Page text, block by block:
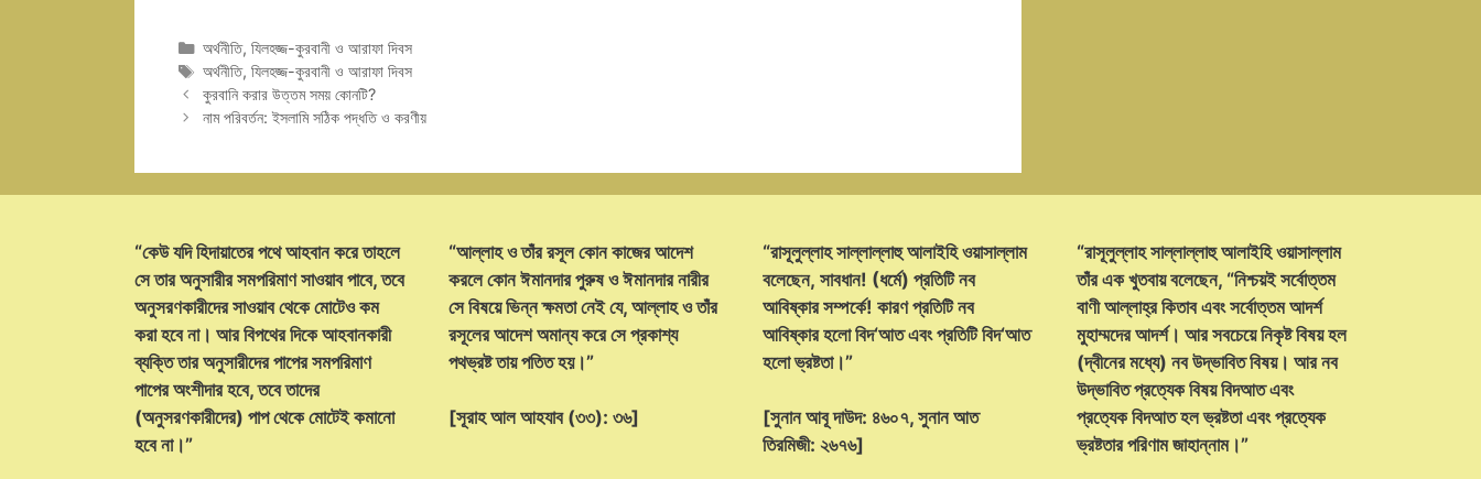
Categories
অর্থনীতি, যিলহজ্জ-কুরবানী ও আরাফা দিবস
Tags
অর্থনীতি, যিলহজ্জ-কুরবানী ও আরাফা দিবস
কুরবানি করার উত্তম সময় কোনটি?
নাম পরিবর্তন: ইসলামি সঠিক পদ্ধতি ও করণীয়
“কেউ যদি হিদায়াতের পথে আহবান করে তাহলে
সে তার অনুসারীর সমপরিমাণ সাওয়াব পাবে, তবে
অনুসরণকারীদের সাওয়াব থেকে মোটেও কম
করা হবে না। আর বিপথের দিকে আহবানকারী
ব্যক্তি তার অনুসারীদের পাপের সমপরিমাণ
পাপের অংশীদার হবে, তবে তাদের
(অনুসরণকারীদের) পাপ থেকে মোটেই কমানো
হবে না।”
“আল্লাহ ও তাঁর রসূল কোন কাজের আদেশ
করলে কোন ঈমানদার পুরুষ ও ঈমানদার নারীর
সে বিষয়ে ভিন্ন ক্ষমতা নেই যে, আল্লাহ ও তাঁর
রসূলের আদেশ অমান্য করে সে প্রকাশ্য
পথভ্রষ্ট তায় পতিত হয়।”
[সূরাহ আল আহযাব (৩৩): ৩৬]
“রাসূলুল্লাহ সাল্লাল্লাহু আলাইহি ওয়াসাল্লাম
বলেছেন, সাবধান! (ধর্মে) প্রতিটি নব
আবিষ্কার সম্পর্কে! কারণ প্রতিটি নব
আবিষ্কার হলো বিদ‘আত এবং প্রতিটি বিদ‘আত
হলো ভ্রষ্টতা।”
[সুনান আবূ দাউদ: ৪৬০৭, সুনান আত
তিরমিজী: ২৬৭৬]
“রাসূলুল্লাহ সাল্লাল্লাহু আলাইহি ওয়াসাল্লাম
তাঁর এক খুতবায় বলেছেন, “নিশ্চয়ই সর্বোত্তম
বাণী আল্লাহ্‌র কিতাব এবং সর্বোত্তম আদর্শ
মুহাম্মদের আদর্শ। আর সবচেয়ে নিকৃষ্ট বিষয় হল
(দ্বীনের মধ্যে) নব উদ্ভাবিত বিষয়। আর নব
উদ্ভাবিত প্রত্যেক বিষয় বিদআত এবং
প্রত্যেক বিদআত হল ভ্রষ্টতা এবং প্রত্যেক
ভ্রষ্টতার পরিণাম জাহান্নাম।”